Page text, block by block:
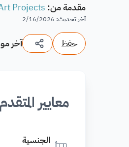
مقدمة من:
Projects
آخر تحديث:
2/16/2026
حفظ آخر
معايير المتقدم
الجنسية